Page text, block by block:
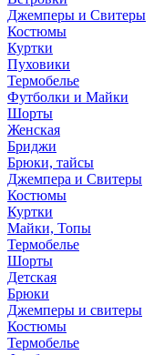
Джемперы и Свитеры
Костюмы
Куртки
Пуховики
Термобелье
Футболки и Майки
Шорты
Женская
Бриджи
Брюки, тайсы
Джемпера и Свитеры
Костюмы
Куртки
Майки, Топы
Термобелье
Шорты
Детская
Брюки
Джемперы и свитеры
Костюмы
Термобелье